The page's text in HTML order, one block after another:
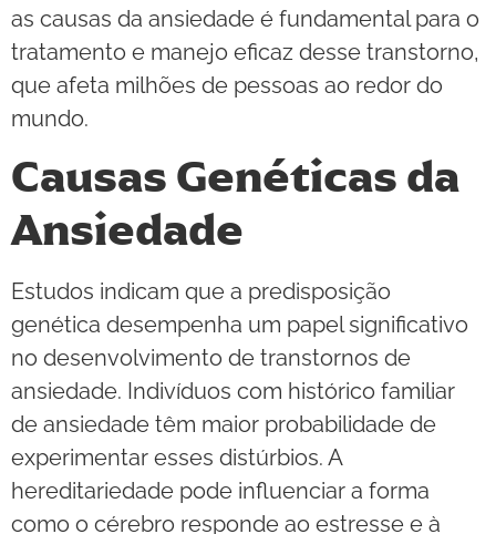
as causas da ansiedade é fundamental para o
tratamento e manejo eficaz desse transtorno,
que afeta milhões de pessoas ao redor do
mundo.
Causas Genéticas da
Ansiedade
Estudos indicam que a predisposição
genética desempenha um papel significativo
no desenvolvimento de transtornos de
ansiedade. Indivíduos com histórico familiar
de ansiedade têm maior probabilidade de
experimentar esses distúrbios. A
hereditariedade pode influenciar a forma
como o cérebro responde ao estresse e à